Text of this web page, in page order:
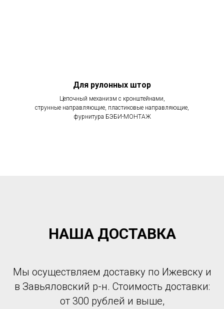
Для рулонных штор
Цепочный механизм с кронштейнами,
струнные направляющие, пластиковые направляющие,
фурнитура БЭБИ-МОНТАЖ
НАША ДОСТАВКА
Мы осуществляем доставку по Ижевску и
в Завьяловский р-н. Стоимость доставки:
от 300 рублей и выше,